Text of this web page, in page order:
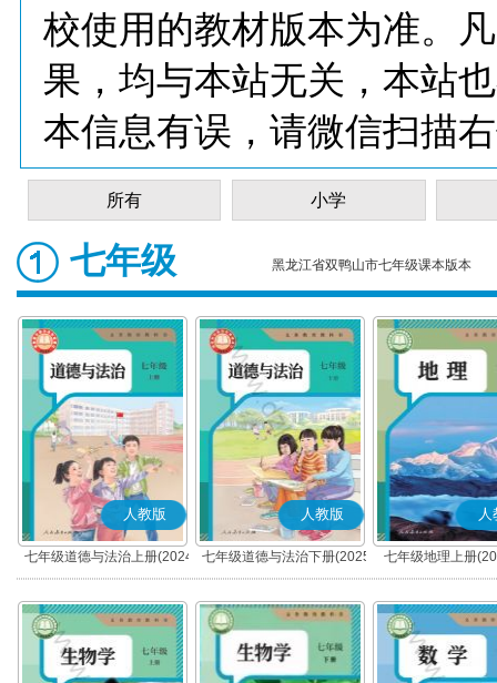
校使用的教材版本为准。
果，均与本站无关，本站
本信息有误，请微信扫描
所有 小学
七年级 黑龙江省双鸭山市七年级课本版本
人教版
七年级道德与法治上册(2024
秋版)(部编版)
人教版
七年级道德与法治下册(2025
春版)(部编版)
人
七年级地理上册